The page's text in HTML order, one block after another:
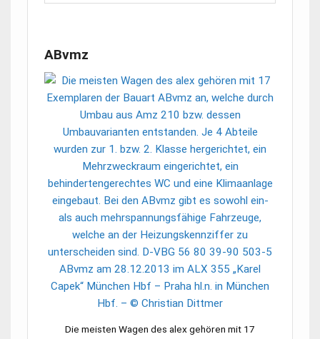
ABvmz
Die meisten Wagen des alex gehören mit 17